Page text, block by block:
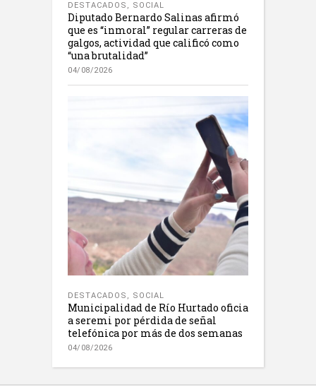
DESTACADOS , SOCIAL
Diputado Bernardo Salinas afirmó
que es “inmoral” regular carreras de
galgos, actividad que calificó como
“una brutalidad”
04/08/2026
DESTACADOS , SOCIAL
Municipalidad de Río Hurtado oficia
a seremi por pérdida de señal
telefónica por más de dos semanas
04/08/2026